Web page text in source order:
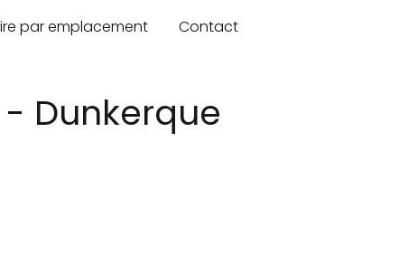
par emplacement Contact
Dunkerque